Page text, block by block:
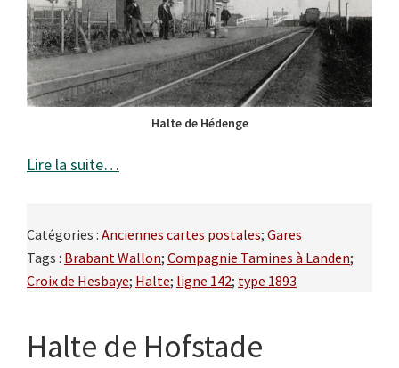
Halte de Hédenge
Lire la suite…
Catégories : Anciennes cartes postales; Gares
Tags : Brabant Wallon; Compagnie Tamines à Landen;
Croix de Hesbaye; Halte; ligne 142; type 1893
Halte de Hofstade